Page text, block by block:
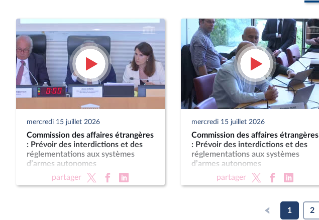
mercredi 15 juillet 2026
Commission des affaires étrangères
: Prévoir des interdictions et des
réglementations aux systèmes
d’armes autonomes
partager
mercredi 15 juillet 2026
Commission des affaires étrangères
: Prévoir des interdictions et des
réglementations aux systèmes
d’armes autonomes
partager
1 2